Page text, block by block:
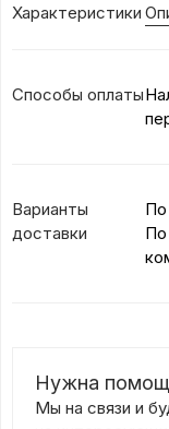
Характеристики
Способы оплаты
Варианты
доставки
Нужна
Мы на связи и